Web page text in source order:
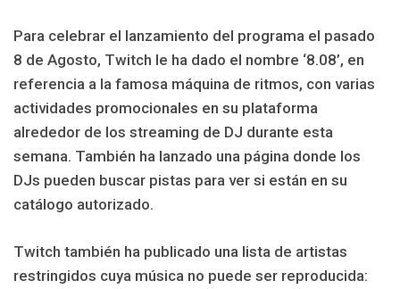
Para celebrar el lanzamiento del programa el pasado
8 de Agosto, Twitch le ha dado el nombre ‘8.08’, en
referencia a la famosa máquina de ritmos, con varias
actividades promocionales en su plataforma
alrededor de los streaming de DJ durante esta
semana. También ha lanzado una página donde los
DJs pueden buscar pistas para ver si están en su
catálogo autorizado.
Twitch también ha publicado una lista de artistas
restringidos cuya música no puede ser reproducida: